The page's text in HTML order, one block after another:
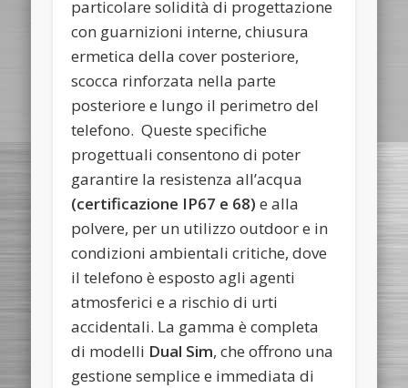
particolare solidità di progettazione
con guarnizioni interne, chiusura
ermetica della cover posteriore,
scocca rinforzata nella parte
posteriore e lungo il perimetro del
telefono. Queste specifiche
progettuali consentono di poter
garantire la resistenza all’acqua
(certificazione IP67 e 68) e alla
polvere, per un utilizzo outdoor e in
condizioni ambientali critiche, dove
il telefono è esposto agli agenti
atmosferici e a rischio di urti
accidentali. La gamma è completa
di modelli Dual Sim, che offrono una
gestione semplice e immediata di